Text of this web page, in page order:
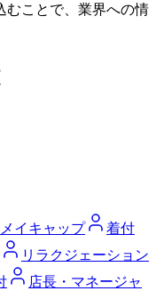
むことで、業界への情
イキャップ
着付
リラクジェーション
店長・マネージャ